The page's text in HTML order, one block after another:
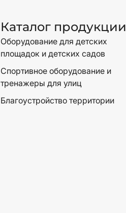
Каталог продукции
Оборудование для детских
площадок и детских садов
Спортивное оборудование и
тренажеры для улиц
Благоустройство территории